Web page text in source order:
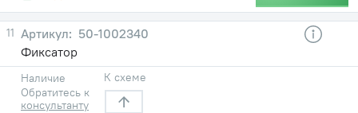
11
50-1002340
Фиксатор
Наличие
Обратитесь к
консультанту
К схеме